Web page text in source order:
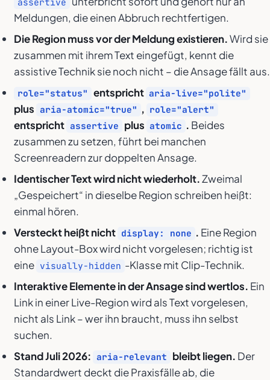
assertive
Meldungen, die einen Abbruch rechtfertigen.
Die Region muss vor der Meldung existieren.Wird sie
zusammen mit ihrem Text eingefügt, kennt die
assistive Technik sie noch nicht – die Ansage fällt aus.
role="status" entspricht aria-live="polite"
plus aria-atomic="true" , role="alert"
entspricht assertive plus atomic . Beides
zusammen zu setzen, führt bei manchen
Screenreadern zur doppelten Ansage.
Identischer Text wird nicht wiederholt.Zweimal
„Gespeichert“ in dieselbe Region schreiben heißt:
einmal hören.
Versteckt heißt nicht display: none . Eine Region
ohne Layout-Box wird nicht vorgelesen; richtig ist
eine visually-hidden -Klasse mit Clip-Technik.
Interaktive Elemente in der Ansage sind wertlos. Ein
Link in einer Live-Region wird als Text vorgelesen,
nicht als Link – wer ihn braucht, muss ihn selbst
suchen.
Stand Juli 2026: aria-relevant bleibt liegen. Der
Standardwert deckt die Praxisfälle ab, die